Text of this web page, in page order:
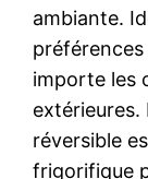
ambiante.
importe les
extérieures.
réversible
frigorifique